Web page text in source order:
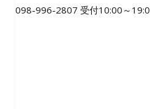
098-996-2807 受付10:00～